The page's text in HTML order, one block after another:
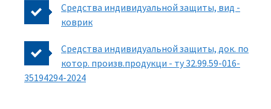
Средства индивидуальной защиты, вид -
коврик
Средства индивидуальной защиты, док. по
котор. произв.продукци - ту 32.99.59-016-
35194294-2024